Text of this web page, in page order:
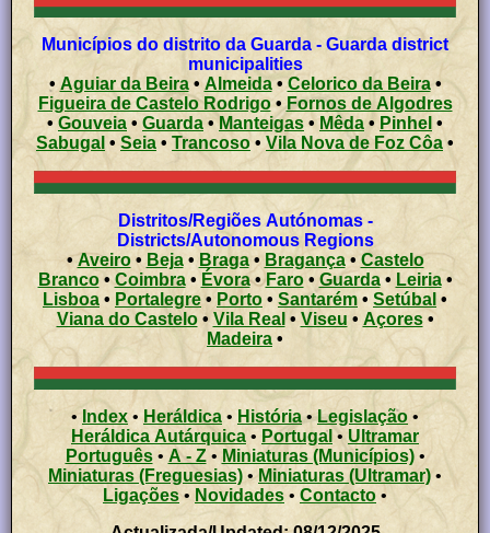
Municípios do distrito da Guarda - Guarda district
municipalities
• Aguiar da Beira• Almeida•Celorico da Beira•
Figueira de Castelo Rodrigo•Fornos de Algodres
• Gouveia •Guarda •Manteigas • Mêda • Pinhel •
Sabugal • Seia • Trancoso • Vila Nova de Foz Côa •
Distritos/Regiões Autónomas -
Districts/Autonomous Regions
•Aveiro• Beja• Braga• Bragança• Castelo
Branco•Coimbra• Évora•Faro• Guarda• Leiria•
Lisboa • Portalegre • Porto • Santarém • Setúbal •
Viana do Castelo•Vila Real • Viseu • Açores •
Madeira •
• Index •Heráldica • História •Legislação •
Heráldica Autárquica • Portugal • Ultramar
Português• A - Z• Miniaturas (Municípios)•
Miniaturas (Freguesias) • Miniaturas (Ultramar)•
Ligações• Novidades • Contacto •